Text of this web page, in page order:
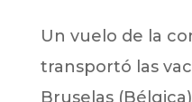
Un vuelo de la
transportó las
Bruselas